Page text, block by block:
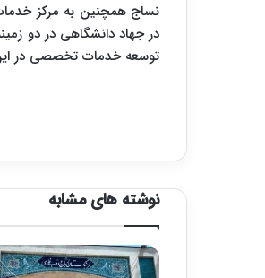
نساج همچنین به مرکز
در جهاد دانشگاهی در دو
توسعه خدمات تخصصی در
نوشته های مشابه